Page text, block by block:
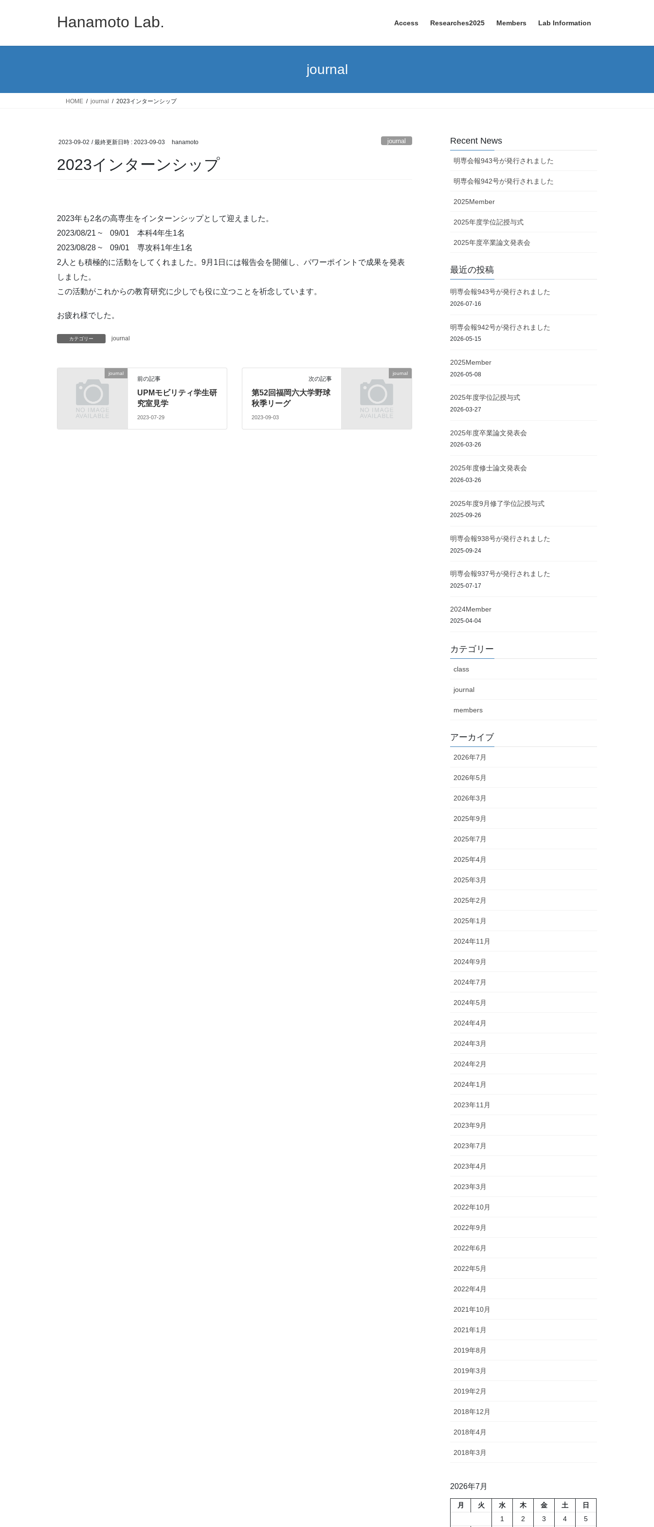
Hanamoto Lab. Access Researches2025 Members Lab Information
journal
HOME journal 2023インターンシップ
2023-09-02 / 最終更新日時 : 2023-09-03 hanamoto journal
2023インターンシップ
2023年も2名の高専生をインターンシップとして迎えました。
2023/08/21 ~ 09/01 本科4年生1名
2023/08/28 ~ 09/01 専攻科1年生1名
2人とも積極的に活動をしてくれました。9月1日には報告会を開催し、パワーポイントで成果を発表
しました。
この活動がこれからの教育研究に少しでも役に立つことを祈念しています。
お疲れ様でした。
カテゴリー journal
journal
前の記事
UPMモビリティ学生研
究室見学
2023-07-29
journal
次の記事
第52回福岡六大学野球
秋季リーグ
2023-09-03
Recent News
明専会報943号が発行されました
明専会報942号が発行されました
2025Member
2025年度学位記授与式
2025年度卒業論文発表会
最近の投稿
明専会報943号が発行されました
2026-07-16
明専会報942号が発行されました
2026-05-15
2025Member
2026-05-08
2025年度学位記授与式
2026-03-27
2025年度卒業論文発表会
2026-03-26
2025年度修士論文発表会
2026-03-26
2025年度9月修了学位記授与式
2025-09-26
明専会報938号が発行されました
2025-09-24
明専会報937号が発行されました
2025-07-17
2024Member
2025-04-04
カテゴリー
class
journal
members
アーカイブ
2026年7月
2026年5月
2026年3月
2025年9月
2025年7月
2025年4月
2025年3月
2025年2月
2025年1月
2024年11月
2024年9月
2024年7月
2024年5月
2024年4月
2024年3月
2024年2月
2024年1月
2023年11月
2023年9月
2023年7月
2023年4月
2023年3月
2022年10月
2022年9月
2022年6月
2022年5月
2022年4月
2021年10月
2021年1月
2019年8月
2019年3月
2019年2月
2018年12月
2018年4月
2018年3月
2026年7月
月 火 水 木 金 土
日
1
2 3 4 5